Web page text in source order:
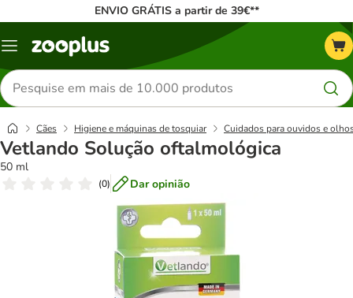
ENVIO GRÁTIS a partir de 39€**
Menu
Pesquisar
produtos
Cães Higiene e máquinas de tosquiar Cuidados para ouvidos e
Vetlando Solução oftalmológica
50 ml
(0) Dar opinião